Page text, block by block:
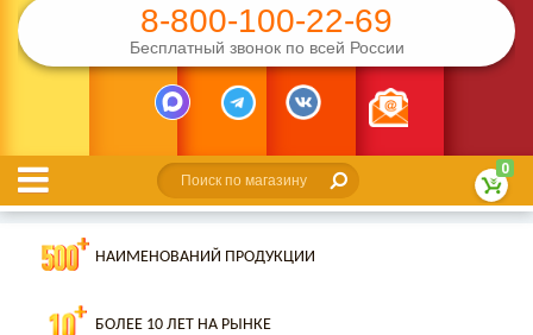
8-800-100-22-69
Бесплатный звонок по всей России
0
НАИМЕНОВАНИЙ ПРОДУКЦИИ
БОЛЕЕ 10 ЛЕТ НА РЫНКЕ